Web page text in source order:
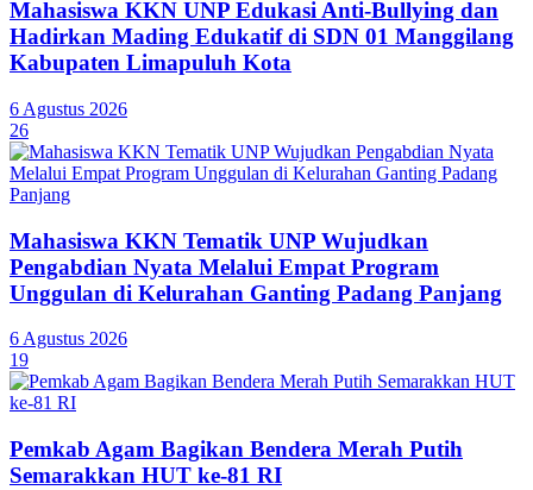
Mahasiswa KKN UNP Edukasi Anti-Bullying dan
Hadirkan Mading Edukatif di SDN 01 Manggilang
Kabupaten Limapuluh Kota
6 Agustus 2026
26
Mahasiswa KKN Tematik UNP Wujudkan
Pengabdian Nyata Melalui Empat Program
Unggulan di Kelurahan Ganting Padang Panjang
6 Agustus 2026
19
Pemkab Agam Bagikan Bendera Merah Putih
Semarakkan HUT ke-81 RI